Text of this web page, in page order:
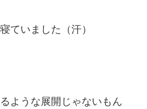
ていました（汗）
ような展開じゃないもん